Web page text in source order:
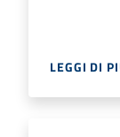
LEGGI DI